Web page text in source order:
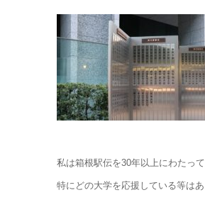
私は箱根駅伝を30年以上にわたって
特にどの大学を応援している等は